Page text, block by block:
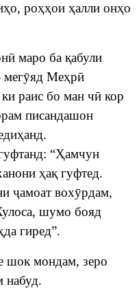
ҳо, роҳҳои ҳалли онҳо
ӣмаро ба қабули
мегӯяд Меҳрӣ
раис бо ман чӣ кор
писандашон
ҳанд.
“Ҳамчун
ҳақ гуфтед.
ҷамоат вохӯрдам,
шумо бояд
да гиред”.
шок мондам, зеро
набуд.